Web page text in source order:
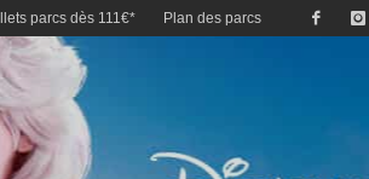
parcs dès 111€* Plan des parcs